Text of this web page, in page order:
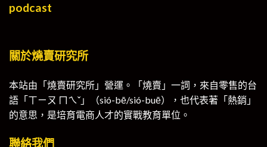
podcast
關於燒賣研究所
本站由「燒賣研究所」營運。「燒賣」一詞，來自零售的台
語「ㄒㄧㄡ ㄇㄟˇ」（sió-bē/sió-buē），也代表著「熱銷」
的意思，是培育電商人才的實戰教育單位。
聯絡我們